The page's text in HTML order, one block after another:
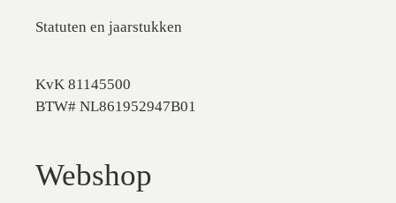
Statuten en jaarstukken
KvK 81145500
BTW# NL861952947B01
Webshop